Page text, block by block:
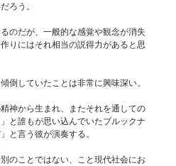
ろう。
のだが、一般的な感覚や観念が消失
りにはそれ相当の説得力があると思
倒していたことは非常に興味深い。
神から生まれ、またそれを通しての
と誰もが思い込んでいたブルックナ
と言う彼が演奏する。
のことではない、こと現代社会にお